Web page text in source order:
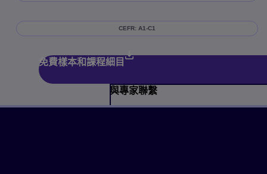
CEFR: A1-C1
免費樣本和課程細目
與專家聯繫